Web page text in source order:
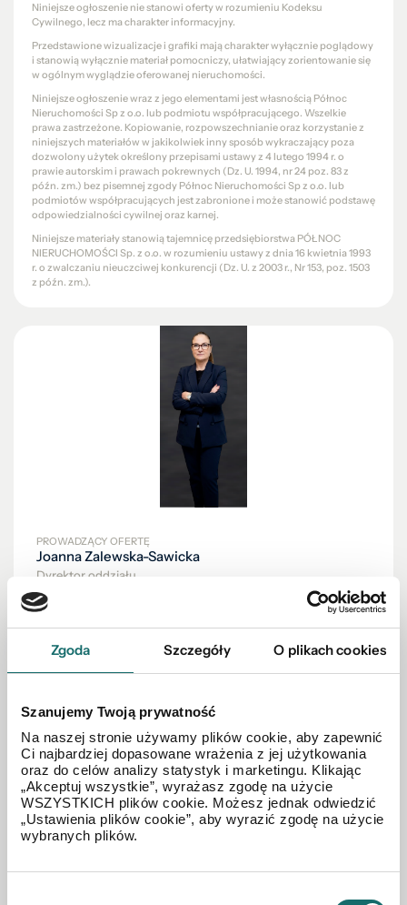
Zgoda Szczegóły O plikach cookies
Szanujemy Twoją prywatność
Na naszej stronie używamy plików cookie, aby zapewnić
Ci najbardziej dopasowane wrażenia z jej użytkowania
oraz do celów analizy statystyk i marketingu. Klikając
„Akceptuj wszystkie”, wyrażasz zgodę na użycie
WSZYSTKICH plików cookie. Możesz jednak odwiedzić
„Ustawienia plików cookie”, aby wyrazić zgodę na użycie
wybranych plików.
Niniejsze ogłoszenie nie stanowi oferty w rozumieniu Kodeksu
Cywilnego, lecz ma charakter informacyjny.
Przedstawione wizualizacje i grafiki mają charakter wyłącznie poglądowy
i stanowią wyłącznie materiał pomocniczy, ułatwiający zorientowanie się
w ogólnym wyglądzie oferowanej nieruchomości.
Niniejsze ogłoszenie wraz z jego elementami jest własnością Północ
Nieruchomości Sp z o.o. lub podmiotu współpracującego. Wszelkie
prawa zastrzeżone. Kopiowanie, rozpowszechnianie oraz korzystanie z
niniejszych materiałów w jakikolwiek inny sposób wykraczający poza
dozwolony użytek określony przepisami ustawy z 4 lutego 1994 r. o
prawie autorskim i prawach pokrewnych (Dz. U. 1994, nr 24 poz. 83 z
późn. zm.) bez pisemnej zgody Północ Nieruchomości Sp z o.o. lub
podmiotów współpracujących jest zabronione i może stanowić podstawę
odpowiedzialności cywilnej oraz karnej.
Niniejsze materiały stanowią tajemnicę przedsiębiorstwa PÓŁNOC
NIERUCHOMOŚCI Sp. z o.o. w rozumieniu ustawy z dnia 16 kwietnia 1993
r. o zwalczaniu nieuczciwej konkurencji (Dz. U. z 2003 r., Nr 153, poz. 1503
z późn. zm.).
PROWADZĄCY OFERTĘ
Joanna Zalewska-Sawicka
Dyrektor oddziału
jzalewska-sawicka@polnoc.pl
Wróć do listy ofert
Inne oferty agenta